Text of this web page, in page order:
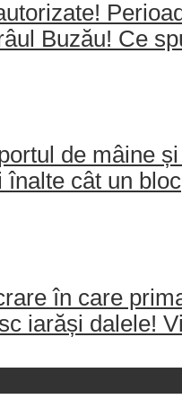
Buzău! Ce
de mâine
înalte cât un bloc
în care
iarăși dalele!